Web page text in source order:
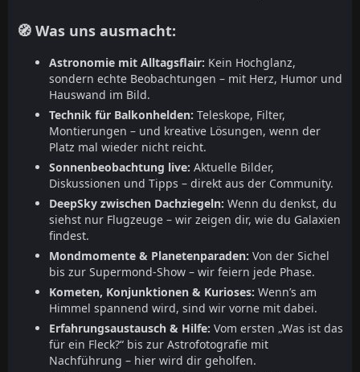
🧭 Was uns ausmacht:
Astronomie mit Alltagsflair: Kein Hochglanz,
sondern echte Beobachtungen – mit Herz, Humor und
Hauswand im Bild.
Technik für Balkonhelden: Teleskope, Filter,
Montierungen – und kreative Lösungen, wenn der
Platz mal wieder nicht reicht.
Sonnenbeobachtung live: Aktuelle Bilder,
Diskussionen und Tipps – direkt aus der Community.
DeepSky zwischen Dachziegeln: Wenn du denkst, du
siehst nur Flugzeuge – wir zeigen dir, wie du Galaxien
findest.
Mondmomente & Planetenparaden: Von der Sichel
bis zur Supermond-Show – wir feiern jede Phase.
Kometen, Konjunktionen & Kurioses: Wenn’s am
Himmel spannend wird, sind wir vorne mit dabei.
Erfahrungsaustausch & Hilfe: Vom ersten „Was ist das
für ein Fleck?“ bis zur Astrofotografie mit
Nachführung – hier wird dir geholfen.